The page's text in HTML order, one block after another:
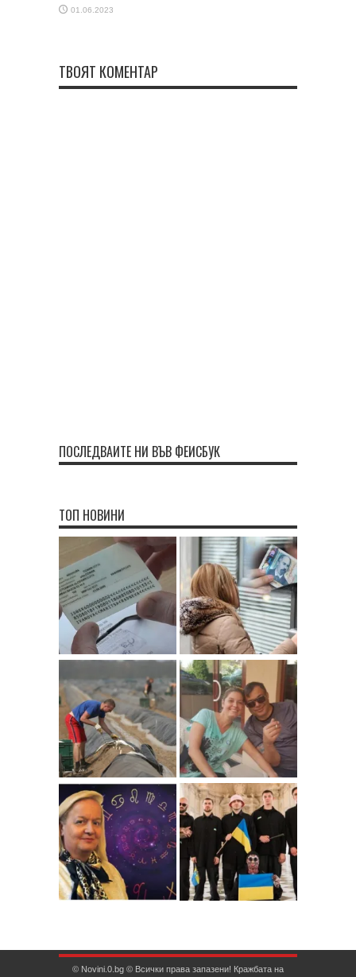
01.06.2023
ТВОЯТ КОМЕНТАР
ПОСЛЕДВАЙТЕ НИ ВЪВ ФЕЙСБУК
ТОП НОВИНИ
© Novini.0.bg © Всички права запазени! Кражбата на